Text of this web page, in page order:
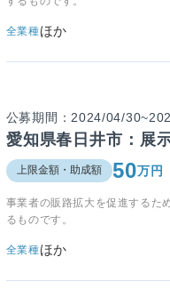
全業種ほか
公募期間：2024/04/
愛知県春日井市：展
上限金額・助成額 50万円
事業者の販路拡大を促進するた
るものです。
全業種ほか